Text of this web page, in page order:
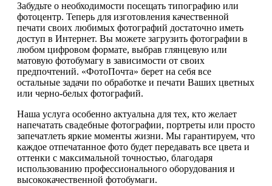
Забудьте о необходимости посещать типографию или
фотоцентр. Теперь для изготовления качественной
печати своих любимых фотографий достаточно иметь
доступ в Интернет. Вы можете загрузить фотографии в
любом цифровом формате, выбрав глянцевую или
матовую фотобумагу в зависимости от своих
предпочтений. «ФотоПочта» берет на себя все
остальные задачи по обработке и печати Ваших цветных
или черно-белых фотографий.
Наша услуга особенно актуальна для тех, кто желает
напечатать свадебные фотографии, портреты или просто
запечатлеть яркие моменты жизни. Мы гарантируем, что
каждое отпечатанное фото будет передавать все цвета и
оттенки с максимальной точностью, благодаря
использованию профессионального оборудования и
высококачественной фотобумаги.